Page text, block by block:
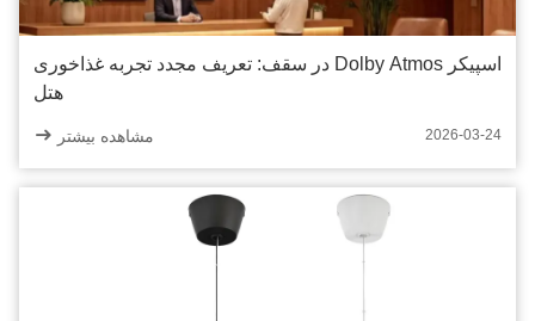
اسپیکر Dolby Atmos در سقف: تعریف مجدد تجربه غذاخوری
هتل
2026-03-24 مشاهده بیشتر